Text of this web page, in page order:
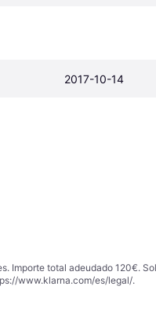
2017-10-14
Importe total adeudado 120€.
www.klarna.com/es/legal/.